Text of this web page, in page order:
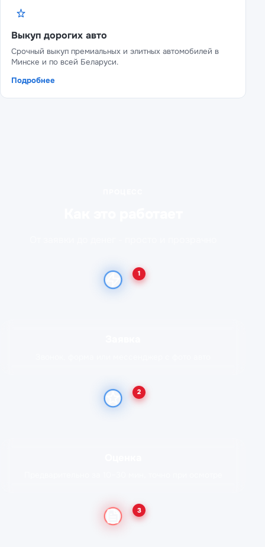
Выкуп дорогих авто
Срочный выкуп премиальных и элитных автомобилей в
Минске и по всей Беларуси.
Подробнее
1
2
3